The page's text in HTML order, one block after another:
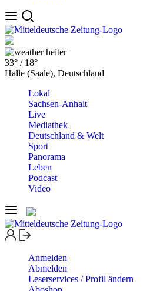
heiter
33° / 18°
Halle (Saale), Deutschland
Lokal
Sachsen-Anhalt
Live
Mediathek
Deutschland & Welt
Sport
Panorama
Leben
Podcast
Video
Anmelden
Abmelden
Leserservices / Profil ändern